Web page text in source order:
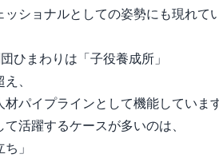
ッショナルとしての姿勢にも現れて
ひまわりは「子役養成所」
、
材パイプラインとして機能していま
活躍するケースが多いのは、
」